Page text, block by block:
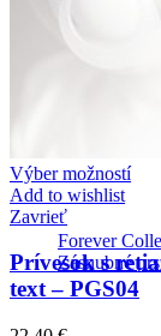
Forever
Zásnubné
Výber možností
Add to wishlist
Zavrieť
Prívesok s
text – PGS04